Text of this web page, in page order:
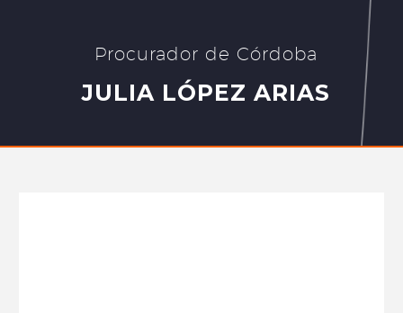
Procurador de Córdoba
JULIA LÓPEZ ARIAS